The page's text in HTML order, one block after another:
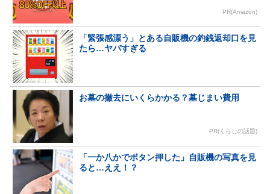
PR(Amazon)
「緊張感漂う」とある自販機の釣銭返却口を見
たら…ヤバすぎる
お墓の撤去にいくらかかる？墓じまい費用
PR(くらしの話題)
「一か八かでボタン押した」自販機の写真を見
ると…ええ！？